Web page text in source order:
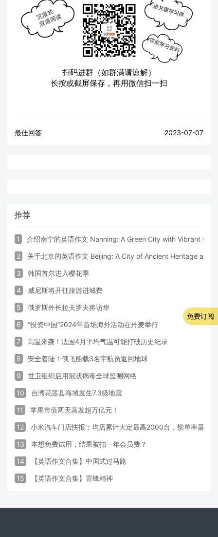
扫码进群（如群满请谅解）
长按或截屏保存，再用微信扫一扫
最佳回答 2023-07-07
推荐
1 介绍南宁的英语作文 Nanning: A Green City with Vibrant
2 关于北京的英语作文 Beijing: A City of Ancient Heritage and
3 韩国首尔进入樱花季
4 威尼斯将开征旅游进城费
5 俄罗斯外长拉夫罗夫将访华
6 “投资中国”2024年首场海外活动在丹麦举行
7 高温来袭！法国4月平均气温可能打破历史纪录
8 安全着陆！俄飞船载3名宇航员返回地球
9 世卫组织启用冠状病毒全球监测网络
10 台湾花莲县海域发生7.3级地震
11 苹果市值两天蒸发超万亿元！
12 小米汽车门店快报：均店累计大定最高2000台，锁单率最高
13 本想免费试用，结果被扣一年会员费？
14 【英语作文合集】中国式过马路
15 【英语作文合集】雷锋精神
免费订阅